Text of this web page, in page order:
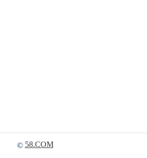
© 58.COM